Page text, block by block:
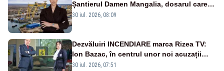
Șantierul Damen Mangalia, dosarul care
scufundă apărarea României
30 iul. 2026, 08:09
Dezvăluiri INCENDIARE marca Rizea TV:
Ion Bazac, în centrul unor noi acuzații
publice
30 iul. 2026, 07:51